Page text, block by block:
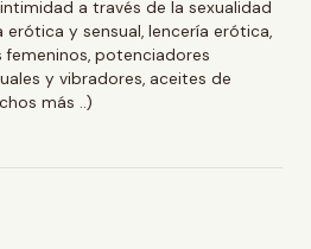
a través de la sexualidad
y sensual, lencería erótica,
potenciadores
y vibradores, aceites de
más ..)